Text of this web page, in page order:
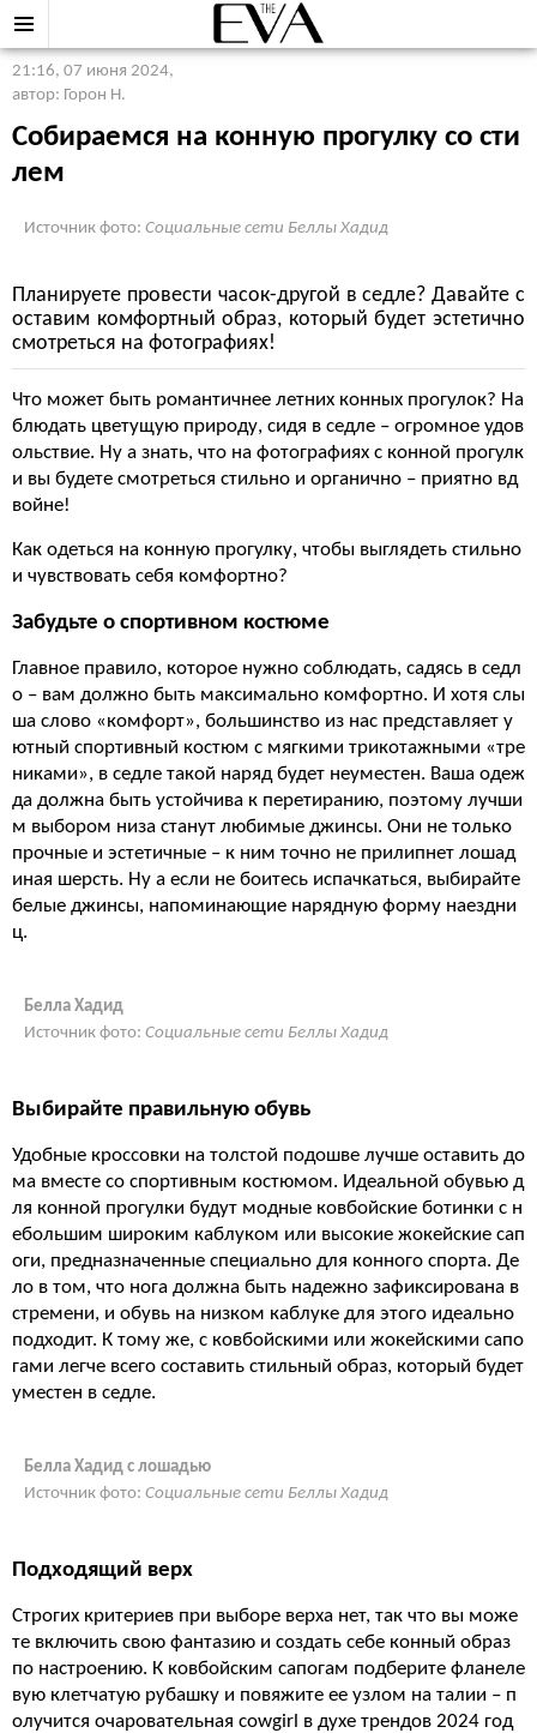
21:16, 07 июня 2024,
автор: Горон Н.
Собираемся на конную прогулку со сти
лем
Источник фото: Социальные сети Беллы Хадид
Планируете провести часок-другой в седле? Давайте с
оставим комфортный образ, который будет эстетично
смотреться на фотографиях!
Что может быть романтичнее летних конных прогулок? На
блюдать цветущую природу, сидя в седле – огромное удов
ольствие. Ну а знать, что на фотографиях с конной прогулк
и вы будете смотреться стильно и органично – приятно вд
войне!
Как одеться на конную прогулку, чтобы выглядеть стильно
и чувствовать себя комфортно?
Забудьте о спортивном костюме
Главное правило, которое нужно соблюдать, садясь в седл
о – вам должно быть максимально комфортно. И хотя слы
ша слово «комфорт», большинство из нас представляет у
ютный спортивный костюм с мягкими трикотажными «тре
никами», в седле такой наряд будет неуместен. Ваша одеж
да должна быть устойчива к перетиранию, поэтому лучши
м выбором низа станут любимые джинсы. Они не только
прочные и эстетичные – к ним точно не прилипнет лошад
иная шерсть. Ну а если не боитесь испачкаться, выбирайте
белые джинсы, напоминающие нарядную форму наездни
ц.
Белла Хадид
Источник фото: Социальные сети Беллы Хадид
Выбирайте правильную обувь
Удобные кроссовки на толстой подошве лучше оставить до
ма вместе со спортивным костюмом. Идеальной обувью д
ля конной прогулки будут модные ковбойские ботинки с н
ебольшим широким каблуком или высокие жокейские сап
оги, предназначенные специально для конного спорта. Де
ло в том, что нога должна быть надежно зафиксирована в
стремени, и обувь на низком каблуке для этого идеально
подходит. К тому же, с ковбойскими или жокейскими сапо
гами легче всего составить стильный образ, который будет
уместен в седле.
Белла Хадид с лошадью
Источник фото: Социальные сети Беллы Хадид
Подходящий верх
Строгих критериев при выборе верха нет, так что вы може
те включить свою фантазию и создать себе конный образ
по настроению. К ковбойским сапогам подберите фланеле
вую клетчатую рубашку и повяжите ее узлом на талии – п
олучится очаровательная cowgirl в духе трендов 2024 год